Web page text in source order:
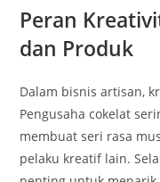
Peran
dan Produk
Dalam bisnis artisan,
Pengusaha cokelat
membuat seri rasa
pelaku kreatif lain.